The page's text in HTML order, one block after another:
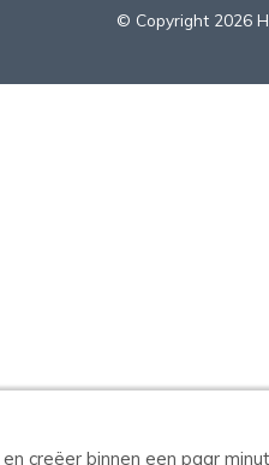
© Copyright 2026
en creëer binnen een paar